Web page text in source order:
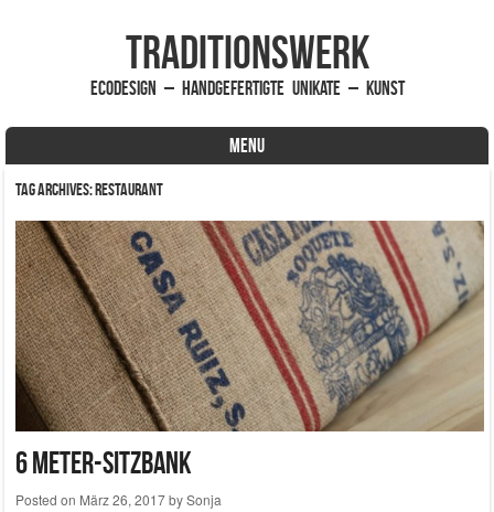
traditionsWerk
EcoDesign – handgefertigte Unikate – Kunst
MENU
Skip to content
Tag Archives:Restaurant
6 Meter-Sitzbank
Posted on März 26, 2017bySonja